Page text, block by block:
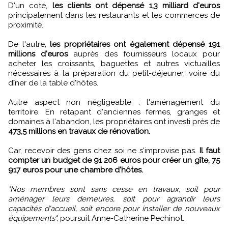
D'un coté, les clients ont dépensé 1,3 milliard d'euros
principalement dans les restaurants et les commerces de
proximité.
De l'autre, les propriétaires ont également dépensé 191
millions d'eurosauprès des fournisseurs locaux pour
acheter les croissants, baguettes et autres victuailles
nécessaires à la préparation du petit-déjeuner, voire du
dîner de la table d'hôtes.
Autre aspect non négligeable : l'aménagement du
territoire. En retapant d'anciennes fermes, granges et
domaines à l'abandon, les propriétaires ont investi près de
473,5 millions en travaux de rénovation.
Car, recevoir des gens chez soi ne s'improvise pas. Il faut
compter un budget de 91 206 euros pour créer un gîte, 75
917 euros pour une chambre d'hôtes.
"Nos membres sont sans cesse en travaux, soit pour
aménager leurs demeures, soit pour agrandir leurs
capacités d'accueil, soit encore pour installer de nouveaux
équipements", poursuit Anne-Catherine Pechinot.